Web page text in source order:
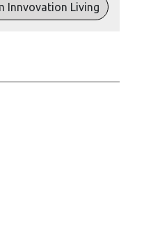
Innvovation Living